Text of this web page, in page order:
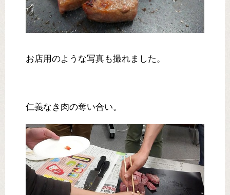
お店用のような写真も撮れました。
仁義なき肉の奪い合い。